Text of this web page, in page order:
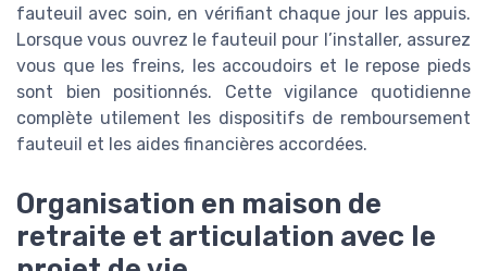
fauteuil avec soin, en vérifiant chaque jour les appuis.
Lorsque vous ouvrez le fauteuil pour l’installer, assurez
vous que les freins, les accoudoirs et le repose pieds
sont bien positionnés. Cette vigilance quotidienne
complète utilement les dispositifs de remboursement
fauteuil et les aides financières accordées.
Organisation en maison de
retraite et articulation avec le